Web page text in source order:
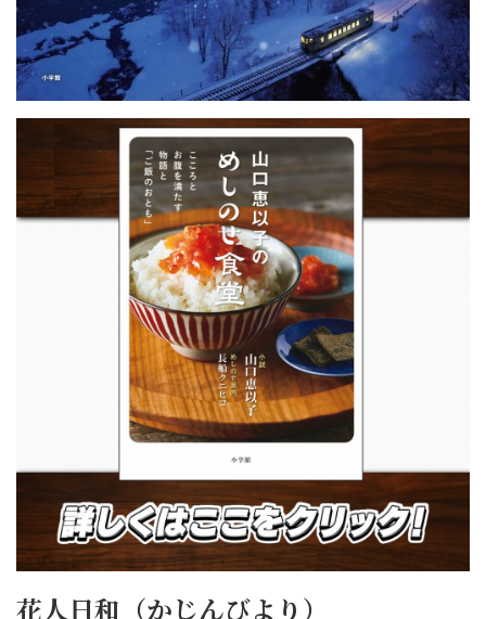
花人日和（かじんびより）